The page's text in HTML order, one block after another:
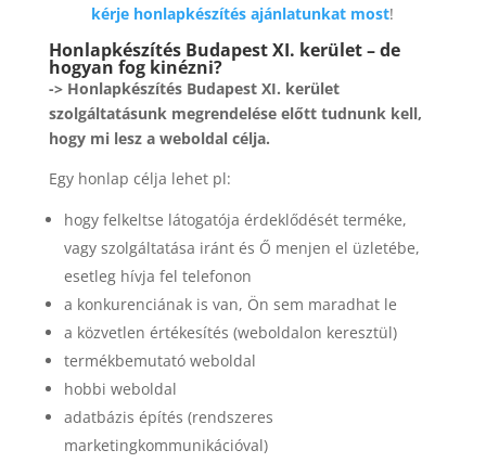
kérje honlapkészítés ajánlatunkat most!
Honlapkészítés Budapest XI. kerület – de
hogyan fog kinézni?
-> Honlapkészítés Budapest XI. kerület
szolgáltatásunk megrendelése előtt tudnunk kell,
hogy mi lesz a weboldal célja.
Egy honlap célja lehet pl:
hogy felkeltse látogatója érdeklődését terméke,
vagy szolgáltatása iránt és Ő menjen el üzletébe,
esetleg hívja fel telefonon
a konkurenciának is van, Ön sem maradhat le
a közvetlen értékesítés (weboldalon keresztül)
termékbemutató weboldal
hobbi weboldal
adatbázis építés (rendszeres
marketingkommunikációval)